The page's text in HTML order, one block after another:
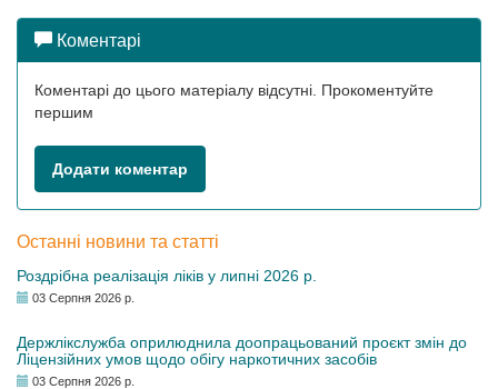
Коментарі
Коментарі до цього матеріалу відсутні. Прокоментуйте
першим
Додати коментар
Останні новини та статті
Роздрібна реалізація ліків у липні 2026 р.
03 Серпня 2026 р.
Держлікслужба оприлюднила доопрацьований проєкт змін до
Ліцензійних умов щодо обігу наркотичних засобів
03 Серпня 2026 р.